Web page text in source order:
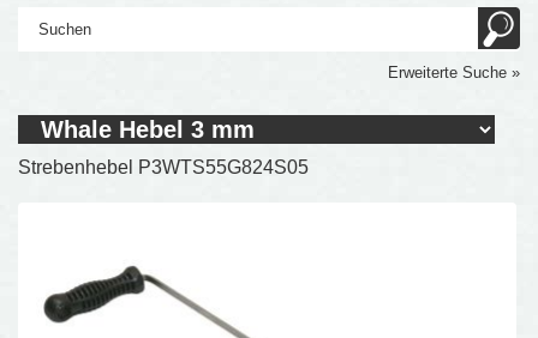
Erweiterte Suche »
Strebenhebel P3WTS55G824S05